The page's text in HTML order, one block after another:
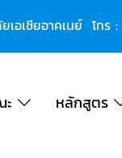
เอเชียอาคเนย์ โทร :
ะ หลักสูตร